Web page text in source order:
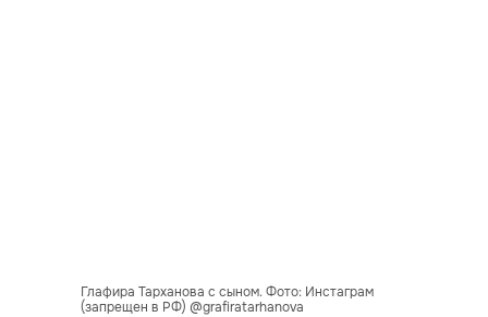
Глафира Тарханова с сыном. Фото: Инстаграм
(запрещен в РФ) @grafiratarhanova